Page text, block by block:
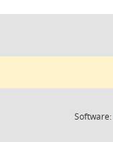
Software: